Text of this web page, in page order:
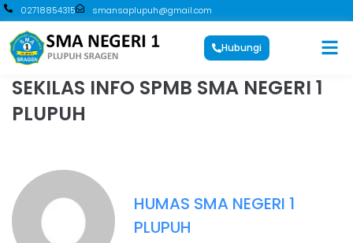
02718854315 smansaplupuh@gmail.com
Hubungi
SEKILAS INFO SPMB SMA NEGERI 1
PLUPUH
HUMAS SMA NEGERI 1
PLUPUH